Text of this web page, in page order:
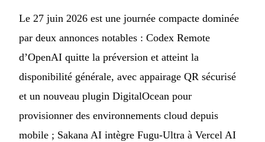
Le 27 juin 2026 est une journée compacte dominée
par deux annonces notables : Codex Remote
d’OpenAI quitte la préversion et atteint la
disponibilité générale, avec appairage QR sécurisé
et un nouveau plugin DigitalOcean pour
provisionner des environnements cloud depuis
mobile ; Sakana AI intègre Fugu-Ultra à Vercel AI